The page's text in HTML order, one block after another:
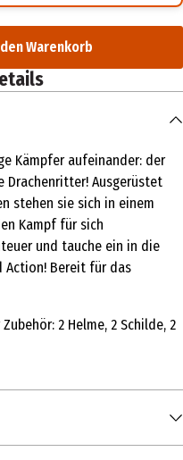
Warenkorb
Kämpfer aufeinander: der
Ausgerüstet
stehen sie sich in einem
Kampf für sich
und tauche ein in die
Action! Bereit für das
2 Helme, 2 Schilde, 2